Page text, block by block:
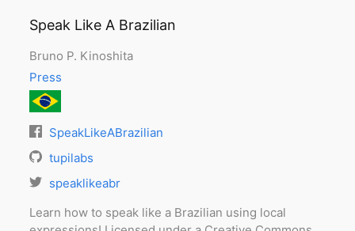
Speak Like A Brazilian
Bruno P. Kinoshita
Press
SpeakLikeABrazilian
tupilabs
speaklikeabr
Learn how to speak like a Brazilian using local